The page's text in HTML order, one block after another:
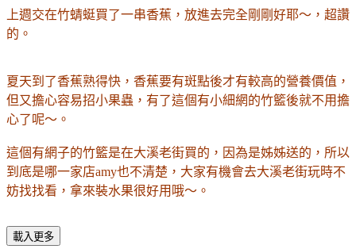
上週交在竹蜻蜓買了一串香蕉，放進去完全剛剛好耶～，超讚
的。
夏天到了香蕉熟得快，香蕉要有斑點後才有較高的營養價值，
但又擔心容易招小果蟲，有了這個有小細網的竹籃後就不用擔
心了呢～。
這個有網子的竹籃是在大溪老街買的， 因為是姊姊送的， 所以
到底是哪一家店amy也不清楚，大家有機會去大溪老街玩時不
妨找找看，拿來裝水果很好用哦～。
載入更多